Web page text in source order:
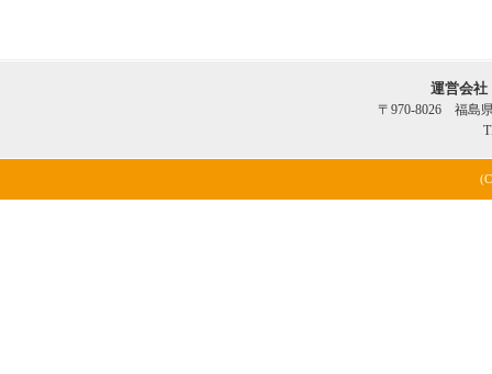
運営会
〒970-8026 福島